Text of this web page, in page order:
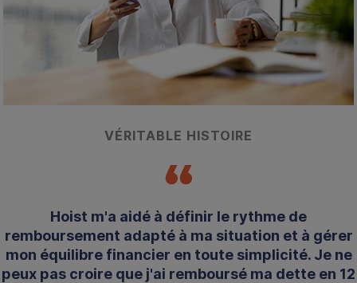
VÉRITABLE HISTOIRE
Hoist m'a aidé à définir le rythme de
remboursement adapté à ma situation et à gérer
mon équilibre financier en toute simplicité. Je ne
peux pas croire que j'ai remboursé ma dette en 12